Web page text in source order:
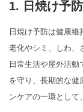
1. 日焼け予
日焼け予防は健康
老化やシミ、しわ、
日常生活や屋外活
を守り、長期的な健
ンケアの一環として